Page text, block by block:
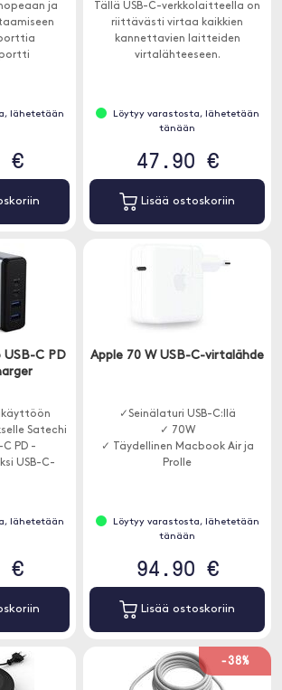
ja
portti
lähetetään
€
Tällä USB-C-verkkolaitteella on
riittävästi virtaa kaikkien
kannettavien laitteiden
virtalähteeseen.
Löytyy varastosta, lähetetään
tänään
47.90 €
Lisää ostoskoriin
USB-C PD
Satechi
C PD -
USB-C-
lähetetään
€
Apple 70 W USB-C-virtalähde
✓Seinälaturi USB-C:llä
✓ 70W
✓ Täydellinen Macbook Air ja
Prolle
Löytyy varastosta, lähetetään
tänään
94.90 €
Lisää ostoskoriin
-38%